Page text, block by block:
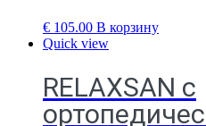
€ 105.00 В корзину
Quick view
RELAXSAN с